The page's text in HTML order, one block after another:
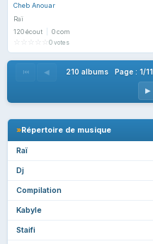
»Répertoire de musique
Raï
Dj
Compilation
Kabyle
Staifi
Cheb Anouar
Raï
120 écout
0 com
0 votes
⏮ ◀ 210 albums Page : 1/11
▶